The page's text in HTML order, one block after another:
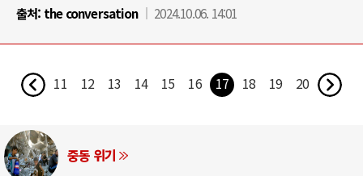
출처: the conversation 2024.10.06. 14:01
11 12 13 14 15 16 17 18 19 20
중동 위기